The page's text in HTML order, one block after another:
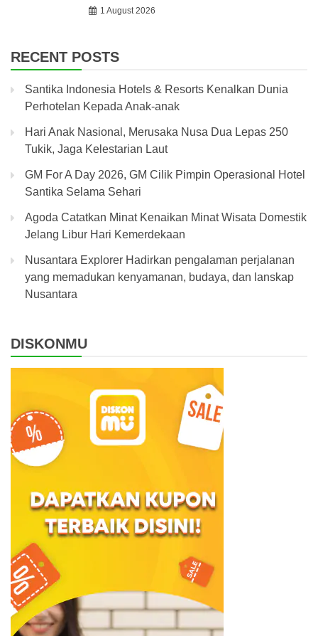
1 August 2026
RECENT POSTS
Santika Indonesia Hotels & Resorts Kenalkan Dunia
Perhotelan Kepada Anak-anak
Hari Anak Nasional, Merusaka Nusa Dua Lepas 250
Tukik, Jaga Kelestarian Laut
GM For A Day 2026, GM Cilik Pimpin Operasional Hotel
Santika Selama Sehari
Agoda Catatkan Minat Kenaikan Minat Wisata Domestik
Jelang Libur Hari Kemerdekaan
Nusantara Explorer Hadirkan pengalaman perjalanan
yang memadukan kenyamanan, budaya, dan lanskap
Nusantara
DISKONMU